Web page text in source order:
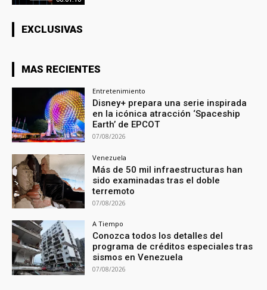
EXCLUSIVAS
MAS RECIENTES
Entretenimiento
Disney+ prepara una serie inspirada
en la icónica atracción ‘Spaceship
Earth’ de EPCOT
07/08/2026
Venezuela
Más de 50 mil infraestructuras han
sido examinadas tras el doble
terremoto
07/08/2026
A Tiempo
Conozca todos los detalles del
programa de créditos especiales tras
sismos en Venezuela
07/08/2026